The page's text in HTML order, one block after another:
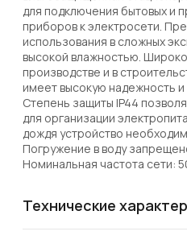
для подключения бытовых и
приборов к электросети.
использования в сложных
высокой влажностью.
производстве и в
имеет высокую надежность
Степень защиты IP44
для организации
дождя устройство
Погружение в воду
Номинальная частота сети:
Технические